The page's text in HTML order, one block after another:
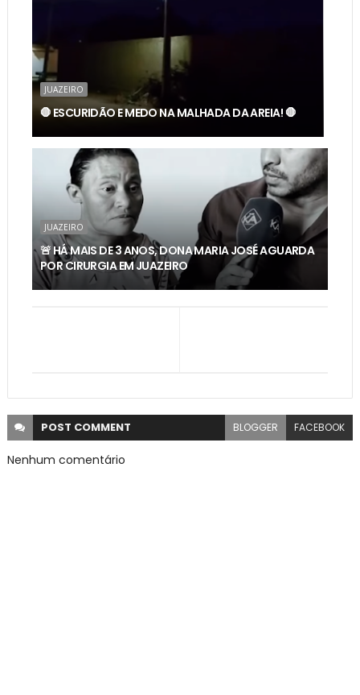
JUAZEIRO
🛑 ESCURIDÃO E MEDO NA MALHADA DA AREIA! 🛑
JUAZEIRO
🚨 HÁ MAIS DE 3 ANOS, DONA MARIA JOSÉ AGUARDA
POR CIRURGIA EM JUAZEIRO
POST COMMENT BLOGGER FACEBOOK
Nenhum comentário